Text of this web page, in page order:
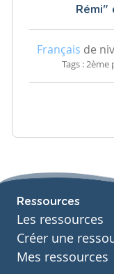
Rémi"
Français de
Tags :
Ressources
Les ressources
Créer une
Mes ressources